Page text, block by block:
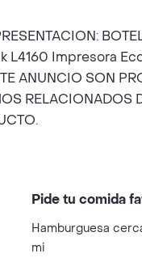
Impresora
ANUNCIO SON
RELACIONADOS
Pide tu comida
Hamburguesa
mi